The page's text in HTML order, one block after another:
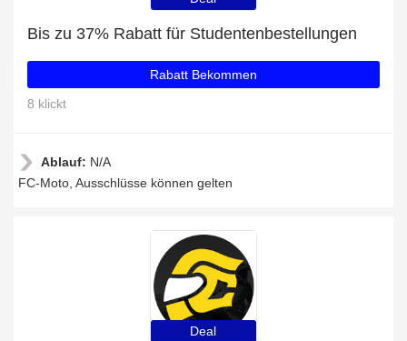
Bis zu 37% Rabatt für Studentenbestellungen
Rabatt Bekommen
8 klickt
Ablauf: N/A
FC-Moto, Ausschlüsse können gelten
Deal